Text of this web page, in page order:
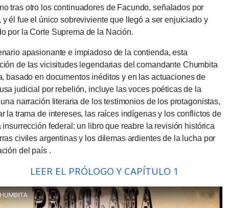
tras otro los continuadores de Facundo, señalados por
y él fue el único sobreviviente que llegó a ser enjuiciado y
por la Corte Suprema de la Nación.
apasionante e impiadoso de la contienda, esta
de las vicisitudes legendarias del comandante Chumbita
basado en documentos inéditos y en las actuaciones de
judicial por rebelión, incluye las voces poéticas de la
narración literaria de los testimonios de los protagonistas,
la trama de intereses, las raíces indígenas y los conflictos de
insurrección federal: un libro que reabre la revisión histórica
civiles argentinas y los dilemas ardientes de la lucha por
del país .
LEER EL PRÓLOGO Y CAPÍTULO 1